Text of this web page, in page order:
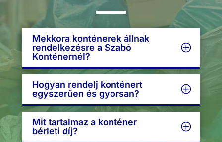
Mekkora konténerek állnak
rendelkezésre a Szabó
Konténernél?
Hogyan rendelj konténert
egyszerűen és gyorsan?
Mit tartalmaz a konténer
bérleti díj?